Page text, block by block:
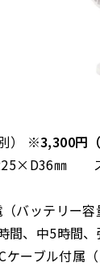
） ※3,300円（
㎜ ス
バッテリー容
間、中5時間
ケーブル付属